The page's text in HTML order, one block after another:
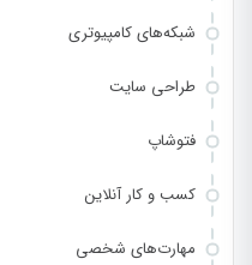
شبکه‌های کامپیوتری
طراحی سایت
فتوشاپ
کسب و کار آنلاین
مهارت‌های شخصی